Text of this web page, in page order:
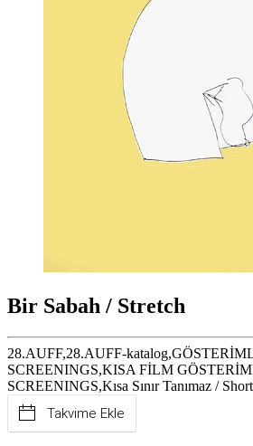
Bir Sabah / Stretch
28.AUFF,28.AUFF-
SCREENINGS,KISA FİLM
SCREENINGS,Kısa Sınır Tanımaz /
Takvime Ekle